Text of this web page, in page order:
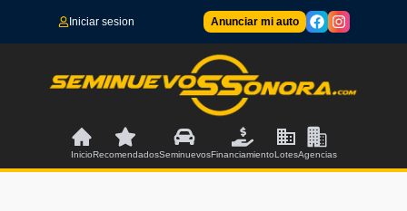
Iniciar sesion Anunciar mi auto
InicioRecomendadosSeminuevosFinanciamientoLotesAgencias